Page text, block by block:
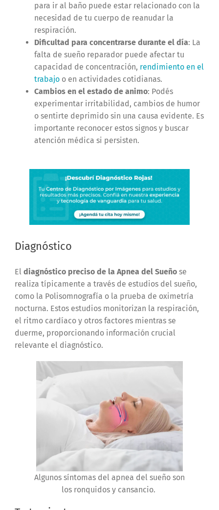
para ir al baño puede estar relacionado con la
necesidad de tu cuerpo de reanudar la
respiración.
Dificultad para concentrarse durante el día: La
falta de sueño reparador puede afectar tu
capacidad de concentración, rendimiento en el
trabajoo en actividades cotidianas.
Cambios en el estado de animo: Podés
experimentar irritabilidad, cambios de humor
o sentirte deprimido sin una causa evidente. Es
importante reconocer estos signos y buscar
atención médica si persisten.
Diagnóstico
El diagnóstico preciso de la Apnea del Sueñose
realiza típicamente a través de estudios del sueño,
como la Polisomnografía o la prueba de oximetría
nocturna. Estos estudios monitorizan la respiración,
el ritmo cardíaco y otros factores mientras se
duerme, proporcionando información crucial
relevante el diagnóstico.
Algunos síntomas del apnea del sueño son
los ronquidos y cansancio.